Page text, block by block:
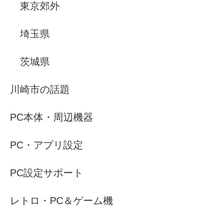
東京郊外
埼玉県
茨城県
川崎市の話題
PC本体・周辺機器
PC・アプリ設定
PC設定サポート
レトロ・PC＆ゲーム機